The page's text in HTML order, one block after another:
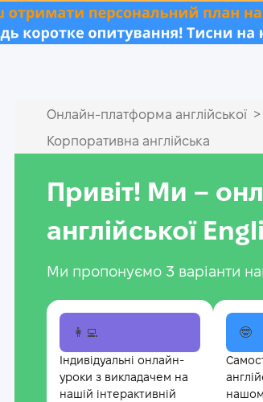
Онлайн‑платформа англійської >
Корпоративна англійська
Привіт! Ми –
англійської
Ми пропонуємо 3 варіанти
👩‍💻
Індивідуальні онлайн-
уроки з викладачем на
нашій інтерактивній
🤓